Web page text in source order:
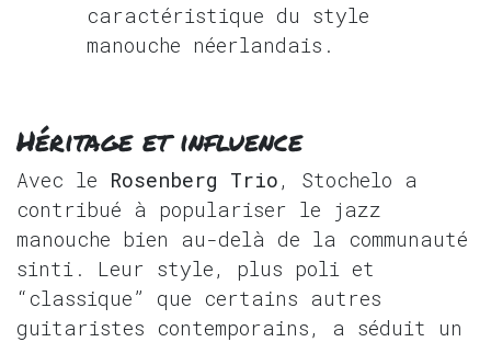
caractéristique du style
manouche néerlandais.
Héritage et influence
Avec le Rosenberg Trio, Stochelo a
contribué à populariser le jazz
manouche bien au-delà de la communauté
sinti. Leur style, plus poli et
“classique” que certains autres
guitaristes contemporains, a séduit un